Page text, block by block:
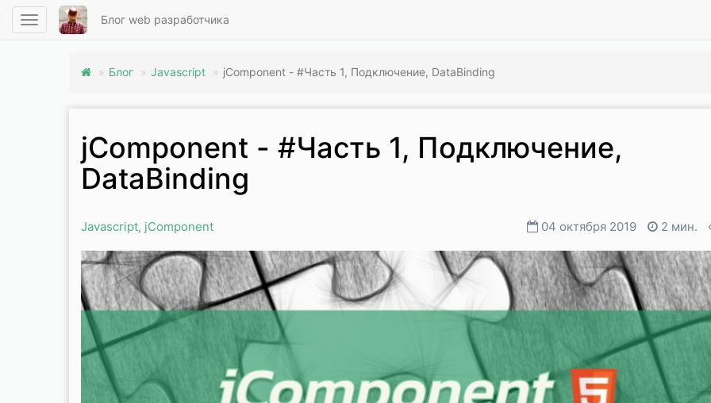
Toggle
navigation
Блог web разработчика
разработчик.
персональный
Блог Javascript jComponent - #Часть 1, Подключение, DataBinding
jComponent - #Часть 1, Подключение,
DataBinding
Javascript, jComponent 04 октября 2019 2 мин.